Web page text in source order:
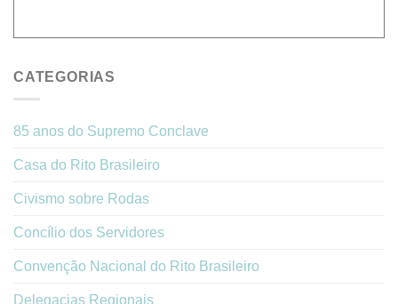
CATEGORIAS
85 anos do Supremo Conclave
Casa do Rito Brasileiro
Civismo sobre Rodas
Concílio dos Servidores
Convenção Nacional do Rito Brasileiro
Delegacias Regionais